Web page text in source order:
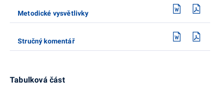
Metodické vysvětlivky
Stručný komentář
Tabulková část